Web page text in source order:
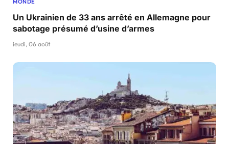
MONDE
Un Ukrainien de 33 ans arrêté en Allemagne pour
sabotage présumé d’usine d’armes
jeudi, 06 août